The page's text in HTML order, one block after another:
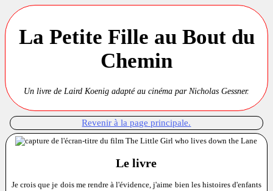
La Petite Fille au Bout du
Chemin
Un livre de Laird Koenig adapté au cinéma par Nicholas Gessner.
Revenir à la page principale.
Le livre
Je crois que je dois me rendre à l'évidence, j'aime bien les histoires d'enfants